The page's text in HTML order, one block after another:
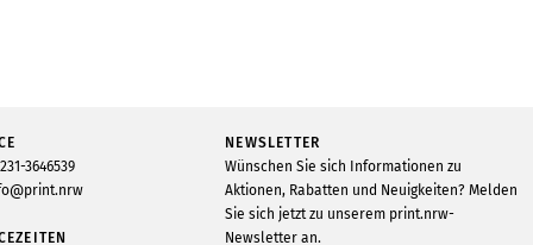
3646539
NEWSLETTER
Wünschen Sie sich Informationen zu
Aktionen, Rabatten und Neuigkeiten? Melden
Sie sich jetzt zu unserem print.nrw-
Newsletter an.